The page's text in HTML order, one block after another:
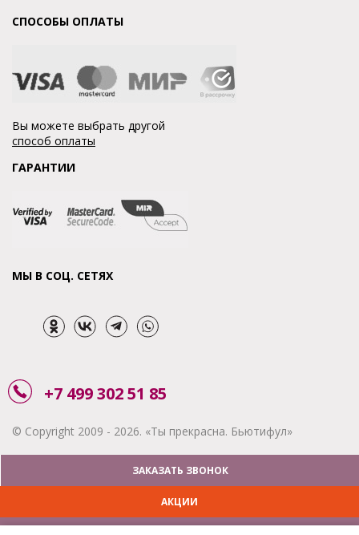
СПОСОБЫ ОПЛАТЫ
Вы можете выбрать другой
способ оплаты
ГАРАНТИИ
МЫ В СОЦ. СЕТЯХ
+7 499 302 51 85
© Copyright 2009 - 2026. «Ты прекрасна. Бьютифул»
ЗАКАЗАТЬ ЗВОНОК
АКЦИИ